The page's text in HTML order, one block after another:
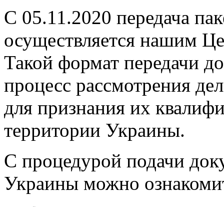
С 05.11.2020 передача
осуществляется нашим
Такой формат передачи
процесс рассмотрения
для признания их
территории Украины.
С процедурой подачи
Украины можно